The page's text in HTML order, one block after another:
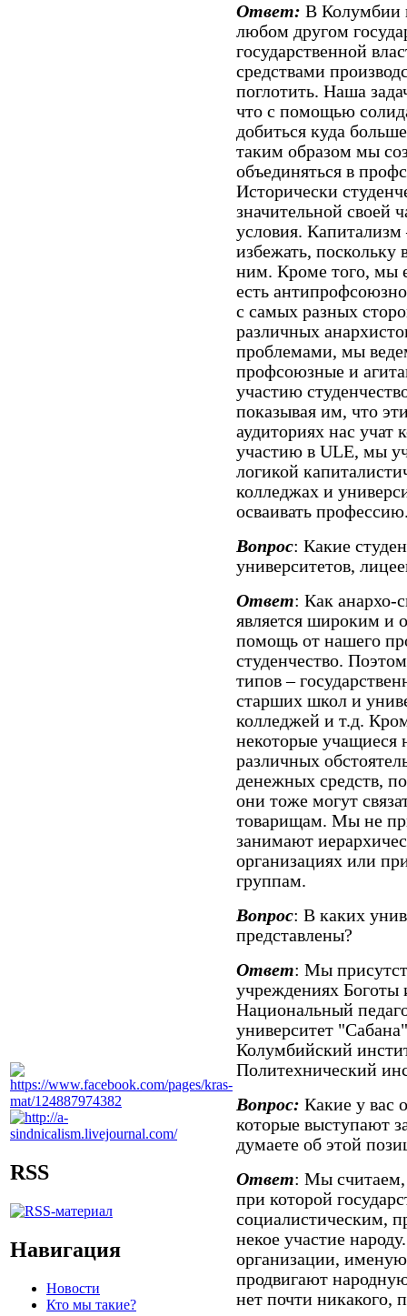
RSS
Навигация
Новости
Кто мы такие?
Ответ: В Колумбии
любом другом
государственной
средствами
поглотить. Наша
что с помощью
добиться куда
таким образом мы
объединяться в
Исторически
значительной своей
условия.
избежать, поскольку
ним. Кроме того, мы
есть
с самых разных
различных
проблемами, мы
профсоюзные и
участию
показывая им, что
аудиториях нас учат
участию в ULE, мы
логикой
колледжах и
осваивать
Вопрос: Какие
университетов,
Ответ: Как анархо-
является широким и
помощь от нашего
студенчество.
типов –
старших школ и
колледжей и т.д.
некоторые учащиеся
различных
денежных средств,
они тоже могут
товарищам. Мы не
занимают
организациях или
группам.
Вопрос: В каких
представлены?
Ответ: Мы
учреждениях Боготы
Национальный
университет
Колумбийский
Политехнический
Вопрос: Какие у вас
которые выступают
думаете об этой
Ответ: Мы считаем,
при которой
социалистическим,
некое участие
организации,
продвигают
нет почти никакого,